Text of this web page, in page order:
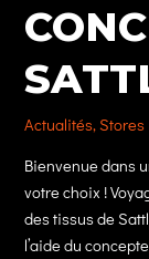
Actualités,
Bienvenue dans
votre choix !
des tissus de
l’aide du